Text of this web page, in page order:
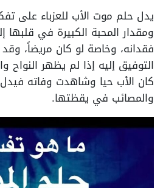
يدل حلم موت الأب للعزباء على
ومقدار المحبة الكبيرة في
فقدانه، وخاصة لو كان مريضاً،
التوفيق إليه إذا لم يظهر النواح
كان الأب حيا وشاهدت وفاته
والمصائب في يقظتها.